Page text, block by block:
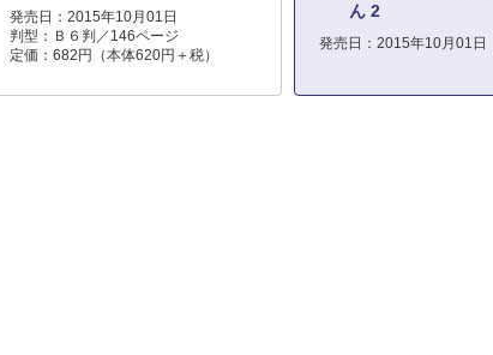
発売日：2015年10月01日
判型：Ｂ６判／146ページ
定価：682円（本体620円＋税）
ん 2
発売日：2015年10月01日